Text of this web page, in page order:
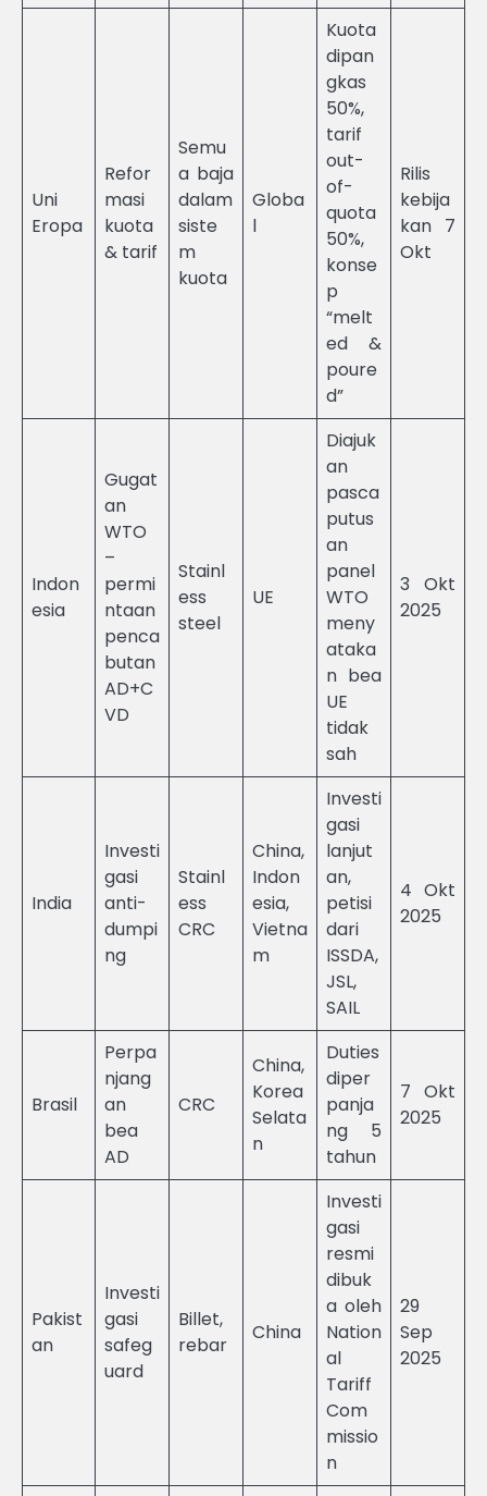
Uni
Eropa
Refor
masi
kuota
& tarif
Semu
a baja
dalam
siste
m
kuota
Globa
l
Kuota
dipan
gkas
50%,
tarif
out-
of-
quota
50%,
konse
p
“melt
ed &
poure
d”
Rilis
kebija
kan 7
Okt
Indon
esia
Gugat
an
WTO
–
permi
ntaan
penca
butan
AD+C
VD
Stainl
ess
steel
UE
Diajuk
an
pasca
putus
an
panel
WTO
meny
ataka
n bea
UE
tidak
sah
3 Okt
2025
India
Investi
gasi
anti-
dumpi
ng
Stainl
ess
CRC
China,
Indon
esia,
Vietna
m
Investi
gasi
lanjut
an,
petisi
dari
ISSDA,
JSL,
SAIL
4 Okt
2025
Brasil
Perpa
njang
an
bea
AD
CRC
China,
Korea
Selata
n
Duties
diper
panja
ng 5
tahun
7 Okt
2025
Pakist
an
Investi
gasi
safeg
uard
Billet,
rebar
China
Investi
gasi
resmi
dibuk
a oleh
Nation
al
Tariff
Com
missio
n
29
Sep
2025